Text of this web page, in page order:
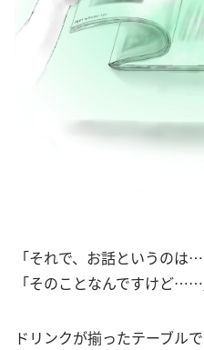
「それで、お話というのは
「そのことなんですけど……
ドリンクが揃ったテーブル